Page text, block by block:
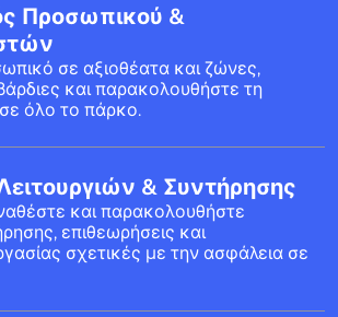
Προσωπικού &
σε αξιοθέατα και ζώνες,
βάρδιες και παρακολουθήστε τη
όλο το πάρκο.
& Συντήρησης
και παρακολουθήστε
επιθεωρήσεις και
σχετικές με την ασφάλεια σε